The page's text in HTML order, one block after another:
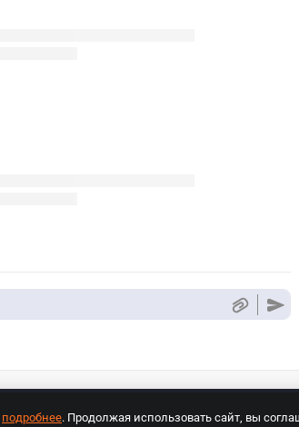
подробнее. Продолжая использовать сайт, вы